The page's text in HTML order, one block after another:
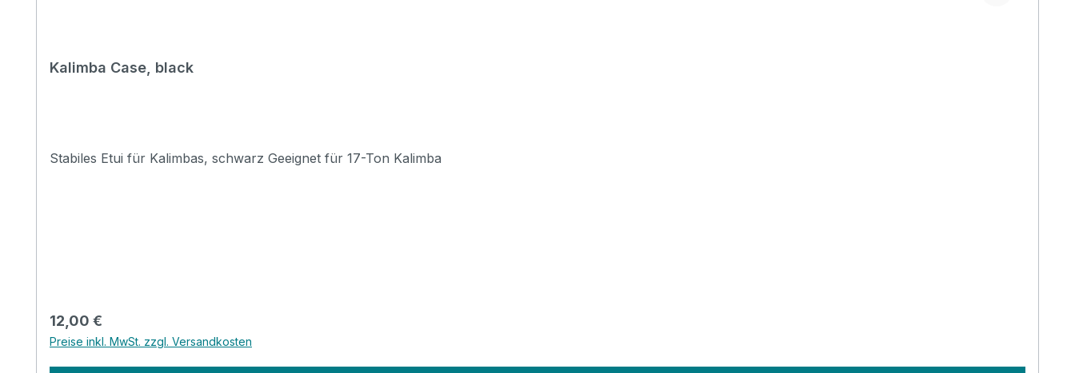
Kalimba Case, black
Stabiles Etui für Kalimbas, schwarz Geeignet für 17-Ton Kalimba
Regulärer Preis:
12,00 €
Preise inkl. MwSt. zzgl. Versandkosten